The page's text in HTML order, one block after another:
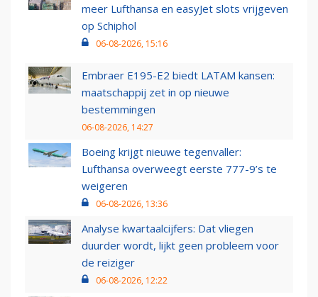
meer Lufthansa en easyJet slots vrijgeven
op Schiphol
06-08-2026, 15:16
Embraer E195-E2 biedt LATAM kansen:
maatschappij zet in op nieuwe
bestemmingen
06-08-2026, 14:27
Boeing krijgt nieuwe tegenvaller:
Lufthansa overweegt eerste 777-9’s te
weigeren
06-08-2026, 13:36
Analyse kwartaalcijfers: Dat vliegen
duurder wordt, lijkt geen probleem voor
de reiziger
06-08-2026, 12:22